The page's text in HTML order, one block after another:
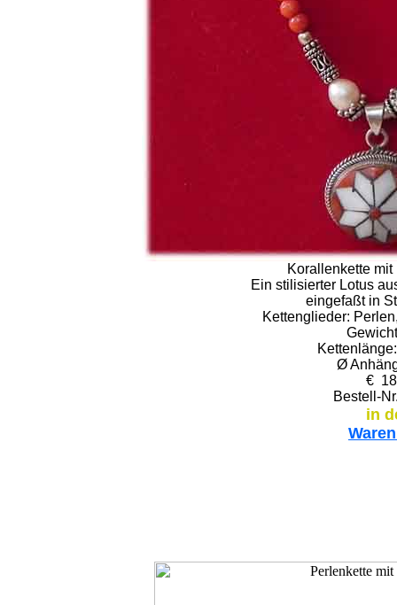
Korallenkette
Ein stilisierter Lotus
eingefaßt in
Kettenglieder:
Ø
€
Bestell-
in